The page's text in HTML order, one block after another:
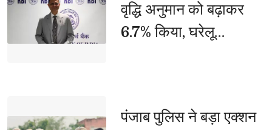
वृद्धि अनुमान को बढ़ाकर
6.7% किया, घरेलू
पंजाब पुलिस ने बड़ा एक्शन